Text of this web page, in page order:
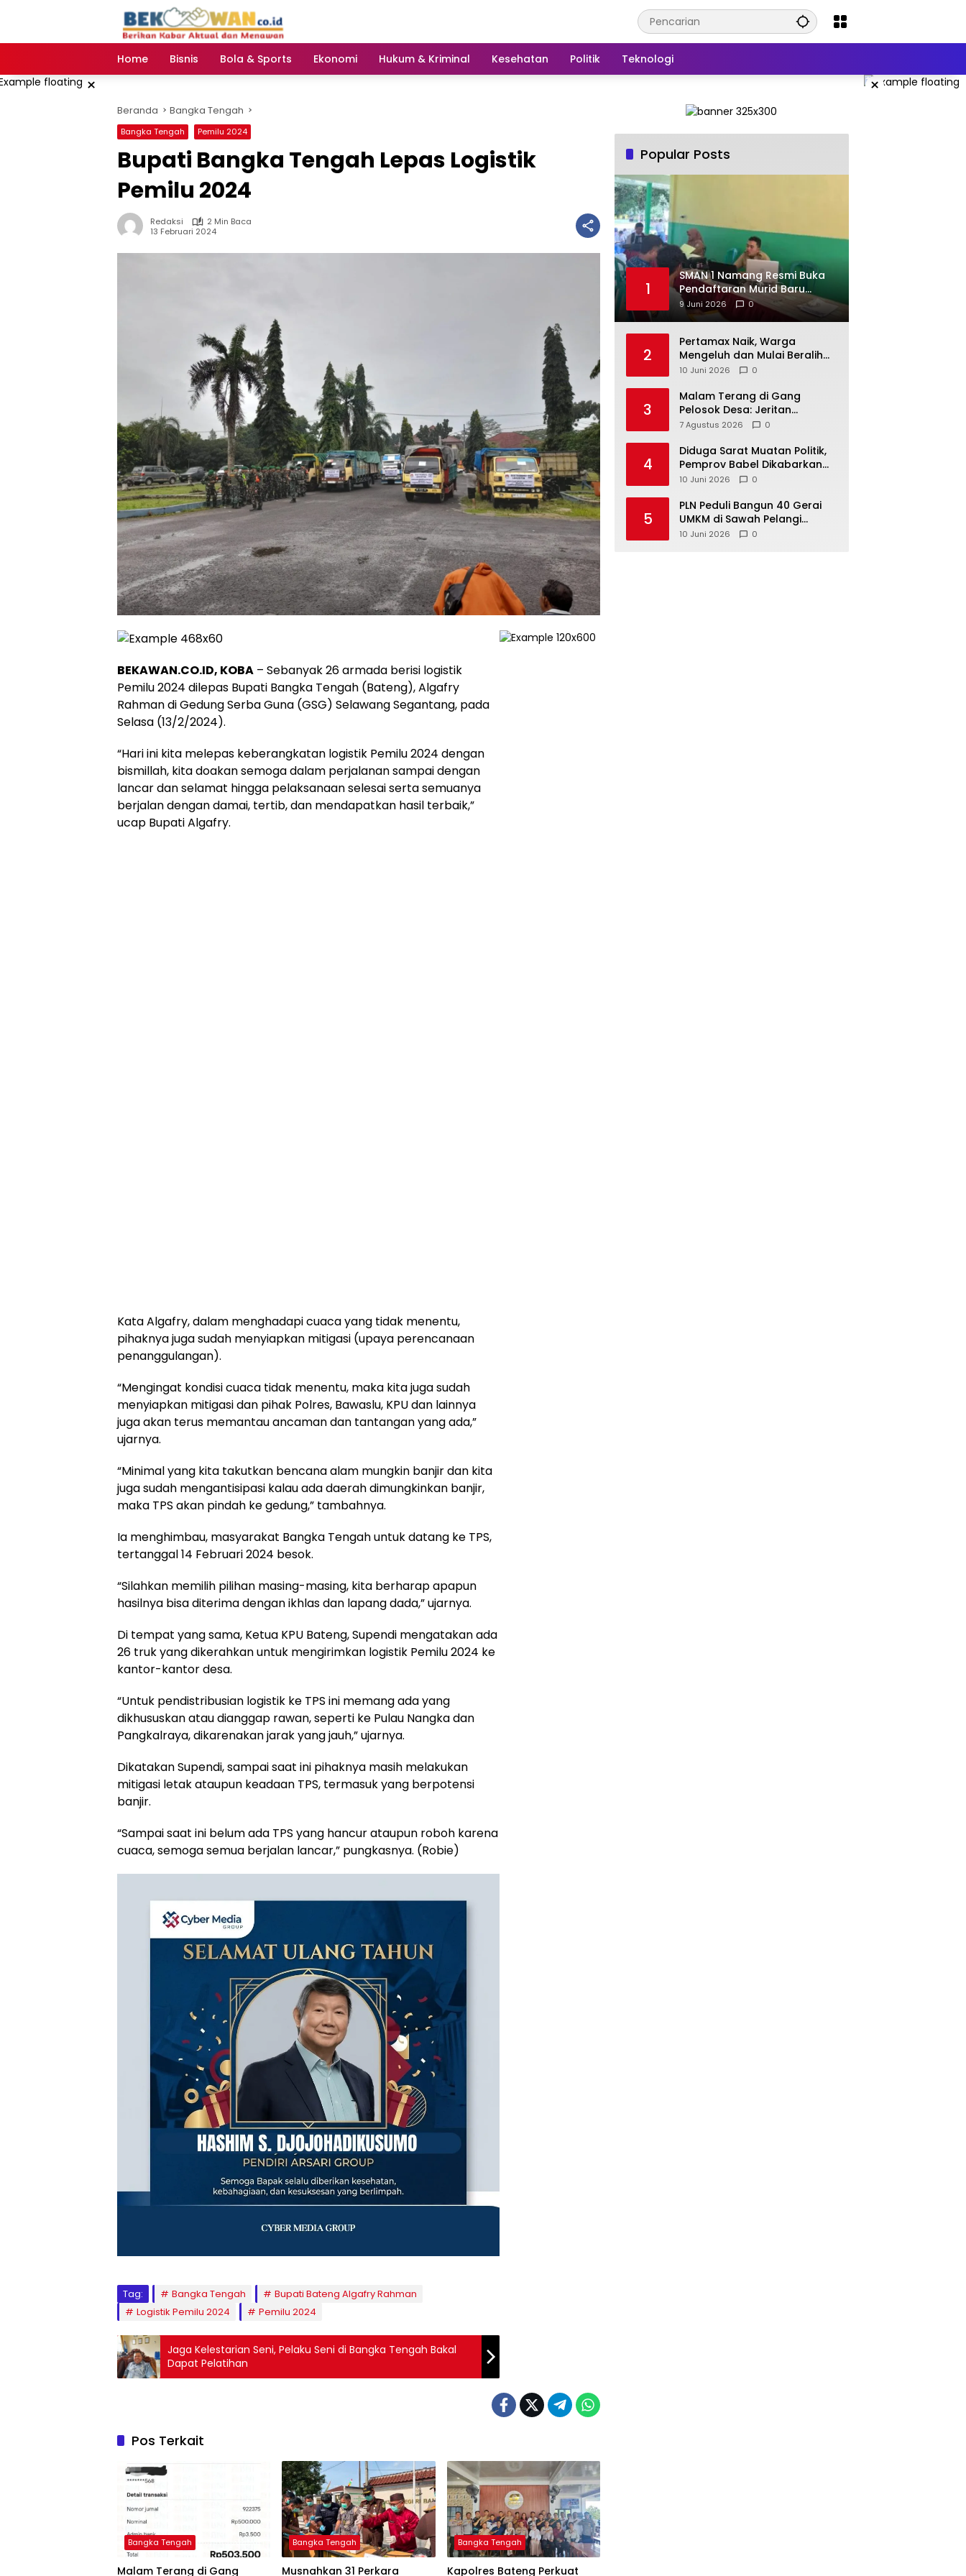
Home
Bisnis Bola & Sports Ekonomi Hukum & Kriminal Kesehatan Politik Teknologi
× ×
Beranda Bangka Tengah
Bangka Tengah Pemilu 2024
Bupati Bangka Tengah Lepas Logistik
Pemilu 2024
Redaksi
2 Min Baca
13 Februari 2024
BEKAWAN.CO.ID, KOBA – Sebanyak 26 armada berisi logistik
Pemilu 2024 dilepas Bupati Bangka Tengah (Bateng), Algafry
Rahman di Gedung Serba Guna (GSG) Selawang Segantang, pada
Selasa (13/2/2024).
“Hari ini kita melepas keberangkatan logistik Pemilu 2024 dengan
bismillah, kita doakan semoga dalam perjalanan sampai dengan
lancar dan selamat hingga pelaksanaan selesai serta semuanya
berjalan dengan damai, tertib, dan mendapatkan hasil terbaik,”
ucap Bupati Algafry.
Kata Algafry, dalam menghadapi cuaca yang tidak menentu,
pihaknya juga sudah menyiapkan mitigasi (upaya perencanaan
penanggulangan).
“Mengingat kondisi cuaca tidak menentu, maka kita juga sudah
menyiapkan mitigasi dan pihak Polres, Bawaslu, KPU dan lainnya
juga akan terus memantau ancaman dan tantangan yang ada,”
ujarnya.
“Minimal yang kita takutkan bencana alam mungkin banjir dan kita
juga sudah mengantisipasi kalau ada daerah dimungkinkan banjir,
maka TPS akan pindah ke gedung,” tambahnya.
Ia menghimbau, masyarakat Bangka Tengah untuk datang ke TPS,
tertanggal 14 Februari 2024 besok.
“Silahkan memilih pilihan masing-masing, kita berharap apapun
hasilnya bisa diterima dengan ikhlas dan lapang dada,” ujarnya.
Di tempat yang sama, Ketua KPU Bateng, Supendi mengatakan ada
26 truk yang dikerahkan untuk mengirimkan logistik Pemilu 2024 ke
kantor-kantor desa.
“Untuk pendistribusian logistik ke TPS ini memang ada yang
dikhususkan atau dianggap rawan, seperti ke Pulau Nangka dan
Pangkalraya, dikarenakan jarak yang jauh,” ujarnya.
Dikatakan Supendi, sampai saat ini pihaknya masih melakukan
mitigasi letak ataupun keadaan TPS, termasuk yang berpotensi
banjir.
“Sampai saat ini belum ada TPS yang hancur ataupun roboh karena
cuaca, semoga semua berjalan lancar,” pungkasnya. (Robie)
Tag: Bangka Tengah
Bupati Bateng Algafry Rahman
Logistik Pemilu 2024
Pemilu 2024
Jaga Kelestarian Seni, Pelaku Seni di Bangka Tengah Bakal
Dapat Pelatihan
Pos Terkait
Bangka Tengah
Malam Terang di Gang
Bangka Tengah
Musnahkan 31 Perkara
Bangka Tengah
‎Kapolres Bateng Perkuat
Popular Posts
1
SMAN 1 Namang Resmi Buka
Pendaftaran Murid Baru
2026/2027
9 Juni 2026 0
2
‎Pertamax Naik, Warga
Mengeluh dan Mulai Beralih
ke Pertalite Meski Harus Antre
10 Juni 2026 0
3
Malam Terang di Gang
Pelosok Desa: Jeritan
Harapan Ketua APDESI
Babel
7 Agustus 2026 0
4
‎Diduga Sarat Muatan Politik,
Pemprov Babel Dikabarkan
Lakukan Rotasi Besar-
10 Juni 2026 0
5
‎PLN Peduli Bangun 40 Gerai
UMKM di Sawah Pelangi
Namang, Dorong
10 Juni 2026 0